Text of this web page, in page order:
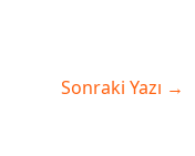
Sonraki Yazı →